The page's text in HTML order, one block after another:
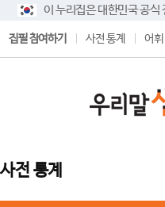
이 누리집은 대한민국 공식
집필 참여하기 사전 통계 어휘
사전 통계